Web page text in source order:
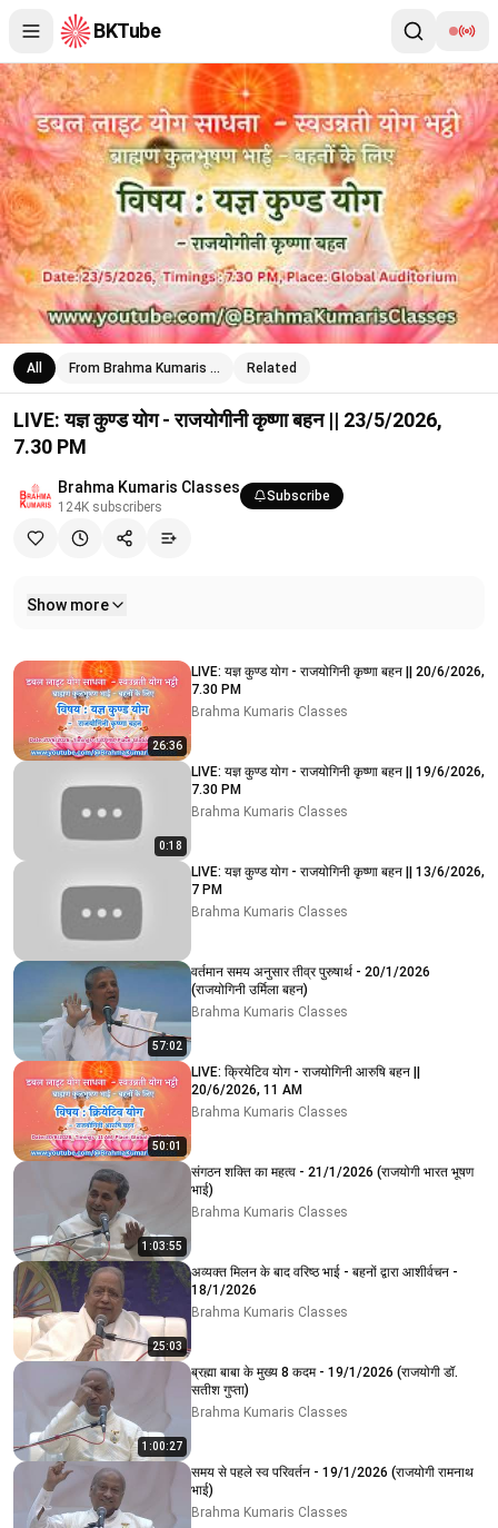
BKTube
LIVE: यज्ञ कुण्ड योग - राजयोगीनी कृष्णा बहन || 23/5/2026, 7.30 PM
All From Brahma Kumaris … Related
LIVE: यज्ञ कुण्ड योग - राजयोगीनी कृष्णा बहन || 23/5/2026,
7.30 PM
Brahma Kumaris Classes
124K subscribers
Subscribe
Show more
Related videos
26:36
LIVE: यज्ञ कुण्ड योग - राजयोगिनी कृष्णा बहन || 20/6/2026,
7.30 PM
Brahma Kumaris Classes
0:18
LIVE: यज्ञ कुण्ड योग - राजयोगिनी कृष्णा बहन || 19/6/2026,
7.30 PM
Brahma Kumaris Classes
LIVE: यज्ञ कुण्ड योग - राजयोगिनी कृष्णा बहन || 13/6/2026,
7 PM
Brahma Kumaris Classes
57:02
वर्तमान समय अनुसार तीव्र पुरुषार्थ - 20/1/2026
(राजयोगिनी उर्मिला बहन)
Brahma Kumaris Classes
50:01
LIVE: क्रियेटिव योग - राजयोगिनी आरुषि बहन ||
20/6/2026, 11 AM
Brahma Kumaris Classes
1:03:55
संगठन शक्ति का महत्व - 21/1/2026 (राजयोगी भारत भूषण
भाई)
Brahma Kumaris Classes
25:03
अव्यक्त मिलन के बाद वरिष्ठ भाई - बहनों द्वारा आशीर्वचन -
18/1/2026
Brahma Kumaris Classes
1:00:27
ब्रह्मा बाबा के मुख्य 8 कदम - 19/1/2026 (राजयोगी डॉ.
सतीश गुप्ता)
Brahma Kumaris Classes
समय से पहले स्व परिवर्तन - 19/1/2026 (राजयोगी रामनाथ
भाई)
Brahma Kumaris Classes